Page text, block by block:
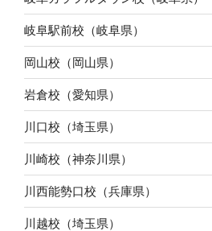
岐阜駅前校（岐阜県）
岡山校（岡山県）
岩倉校（愛知県）
川口校（埼玉県）
川崎校（神奈川県）
川西能勢口校（兵庫県）
川越校（埼玉県）